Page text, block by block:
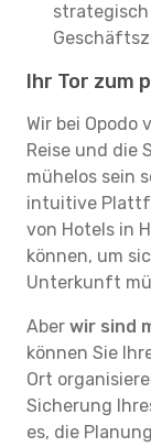
Ihr Tor zum
Wir bei Opodo
Reise und die
mühelos sein
intuitive
von Hotels in
können, um
Unterkunft
Aber wir sind
können Sie
Ort
Sicherung
es, die